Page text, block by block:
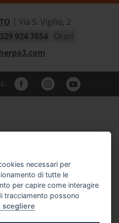
| Via S. Vigilio, 2
924 7654
Orari
Patagonia
Lizard
necessari per
di tutte le
per capire come interagire
tracciamento possono
scegliere